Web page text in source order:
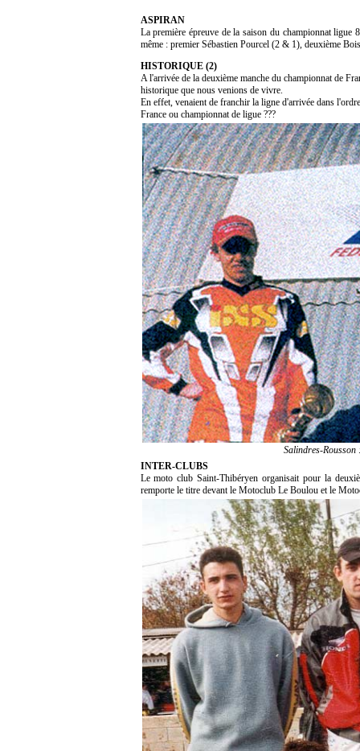
ASPIRAN
La première épreuve de la saison du championnat
même : premier Sébastien Pourcel (2 & 1), deuxième
HISTORIQUE (2)
A l'arrivée de la deuxième manche du championnat de
historique que nous venions de vivre.
En effet, venaient de franchir la ligne d'arrivée dans
France ou championnat de ligue ???
Salindres-
INTER-CLUBS
Le moto club Saint-Thibéryen organisait pour la
remporte le titre devant le Motoclub Le Boulou et le